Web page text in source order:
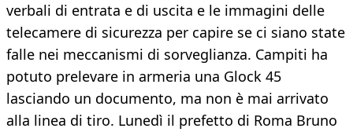
verbali di entrata e di uscita e le immagini delle
telecamere di sicurezza per capire se ci siano state
falle nei meccanismi di sorveglianza. Campiti ha
potuto prelevare in armeria una Glock 45
lasciando un documento, ma non è mai arrivato
alla linea di tiro. Lunedì il prefetto di Roma Bruno